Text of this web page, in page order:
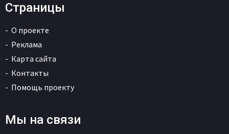
Страницы
О проекте
Реклама
Карта сайта
Контакты
Помощь проекту
Мы на связи